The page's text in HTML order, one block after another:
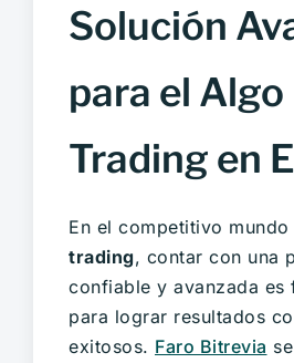
Solución
para el Algo
Trading en
En el competitivo mundo
trading, contar con una
confiable y avanzada es
para lograr resultados
exitosos. Faro Bitrevia